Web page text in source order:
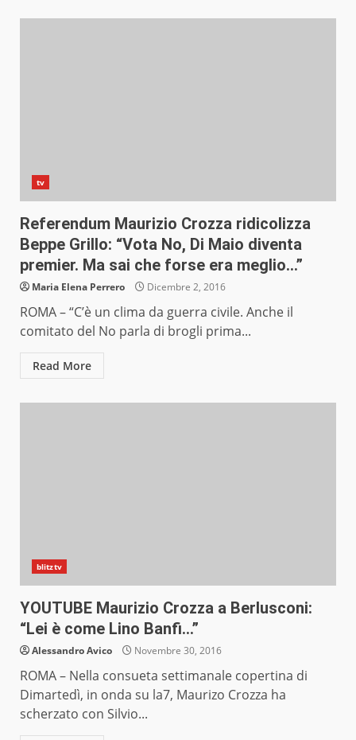
tv
Referendum Maurizio Crozza ridicolizza
Beppe Grillo: “Vota No, Di Maio diventa
premier. Ma sai che forse era meglio…”
Maria Elena Perrero Dicembre 2, 2016
ROMA – “C’è un clima da guerra civile. Anche il
comitato del No parla di brogli prima...
Read More
blitztv
YOUTUBE Maurizio Crozza a Berlusconi:
“Lei è come Lino Banfi…”
Alessandro Avico Novembre 30, 2016
ROMA – Nella consueta settimanale copertina di
Dimartedì, in onda su la7, Maurizo Crozza ha
scherzato con Silvio...